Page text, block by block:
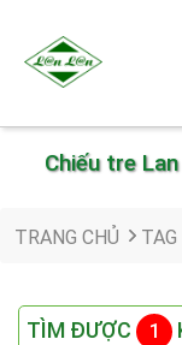
Chiếu tre
TRANG CHỦ TAG
TÌM ĐƯỢC 1